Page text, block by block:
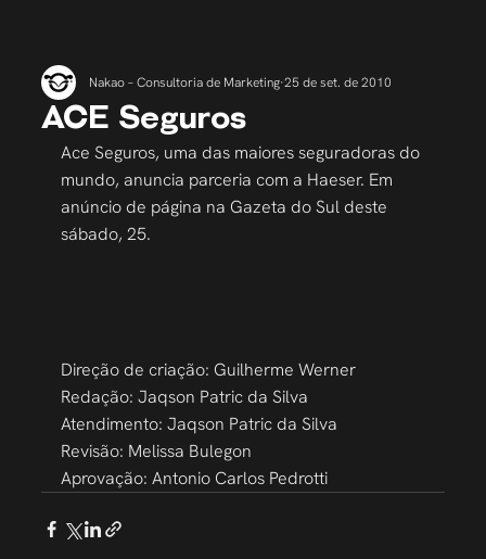
ACE Seguros
Nakao – Consultoria de Marketing 25 de set. de 2010
Ace Seguros, uma das maiores seguradoras do
mundo, anuncia parceria com a Haeser. Em
anúncio de página na Gazeta do Sul deste
sábado, 25.
Direção de criação: Guilherme Werner
Redação: Jaqson Patric da Silva
Atendimento: Jaqson Patric da Silva
Revisão: Melissa Bulegon
Aprovação: Antonio Carlos Pedrotti